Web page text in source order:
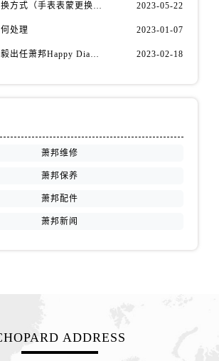
江苏省盐城市盐都区世纪大道5号盐城金融城写字楼1号楼16层1604室萧邦售后服务中心（需提前预约）
江苏省扬州市邗江区国展路29号星耀天地写字楼1号楼18层1803室萧邦售后服务中心（需提前预约）
江西省赣州市章贡区文清路萧邦售后服务中心（需提前预约）
萧邦表蒙正确更换方式（手表表蒙更换知识） 2023-05-22
处理 2023-01-07
萧邦宣布演员成毅出任萧邦Happy Diamonds系列品牌大使 2023-02-18
萧邦维修
萧邦保养
萧邦配件
萧邦新闻
ADDRESS